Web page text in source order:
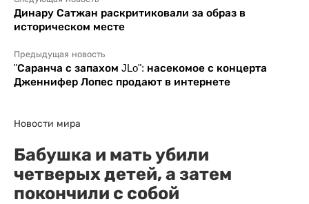
Динару Сатжан раскритиковали за образ в
историческом месте
Предыдущая новость
"Саранча с запахом JLo": насекомое с концерта
Дженнифер Лопес продают в интернете
Новости мира
Бабушка и мать убили
четверых детей, а затем
покончили с собой